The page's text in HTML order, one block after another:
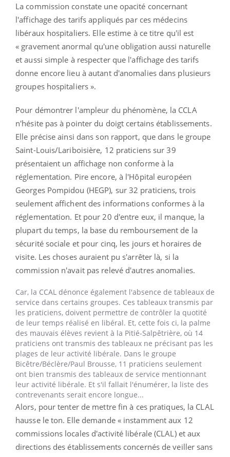
La commission constate une opacité concernant
l'affichage des tarifs appliqués par ces médecins
libéraux hospitaliers. Elle estime à ce titre qu'il est
« gravement anormal qu'une obligation aussi naturelle
et aussi simple à respecter que l'affichage des tarifs
donne encore lieu à autant d'anomalies dans plusieurs
groupes hospitaliers ».
Pour démontrer l'ampleur du phénomène, la CCLA
n'hésite pas à pointer du doigt certains établissements.
Elle précise ainsi dans son rapport, que dans le groupe
Saint-Louis/Lariboisière, 12 praticiens sur 39
présentaient un affichage non conforme à la
réglementation. Pire encore, à l'Hôpital européen
Georges Pompidou (HEGP), sur 32 praticiens, trois
seulement affichent des informations conformes à la
réglementation. Et pour 20 d'entre eux, il manque, la
plupart du temps, la base du remboursement de la
sécurité sociale et pour cinq, les jours et horaires de
visite. Les choses auraient pu s'arrêter là, si la
commission n'avait pas relevé d'autres anomalies.
Car, la CCAL dénonce également l'absence de tableaux de
service dans certains groupes. Ces tableaux transmis par
les praticiens, doivent permettre de contrôler la quotité
de leur temps réalisé en libéral. Et, cette fois ci, la palme
des mauvais élèves revient à la Pitié-Salpêtrière, où 14
praticiens ont transmis des tableaux ne précisant pas les
plages de leur activité libérale. Dans le groupe
Bicêtre/Béclère/Paul Brousse, 11 praticiens seulement
ont bien transmis des tableaux de service mentionnant
leur activité libérale. Et s'il fallait l'énumérer, la liste des
contrevenants serait encore longue...
Alors, pour tenter de mettre fin à ces pratiques, la CLAL
hausse le ton. Elle demande « instamment aux 12
commissions locales d'activité libérale (CLAL) et aux
directions des établissements concernés de veiller sans